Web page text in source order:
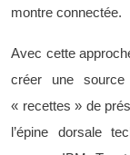
montre connectée.
Avec cette
créer une
« recettes » de
l’épine dorsale